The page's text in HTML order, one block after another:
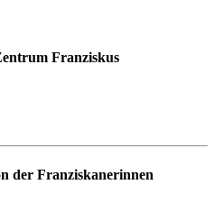
Franziskus
der Franziskanerinnen